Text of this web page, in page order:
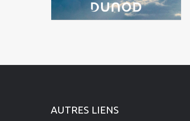
Mayotte
AUTRES LIENS